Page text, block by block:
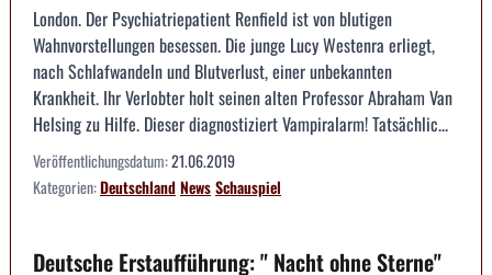
London. Der Psychiatriepatient Renfield ist von blutigen
Wahnvorstellungen besessen. Die junge Lucy Westenra erliegt,
nach Schlafwandeln und Blutverlust, einer unbekannten
Krankheit. Ihr Verlobter holt seinen alten Professor Abraham Van
Helsing zu Hilfe. Dieser diagnostiziert Vampiralarm! Tatsächlic...
Veröffentlichungsdatum:21.06.2019
Kategorien:DeutschlandNewsSchauspiel
Deutsche Erstaufführung: " Nacht ohne Sterne"